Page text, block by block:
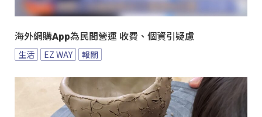
海外網購App為民間營運 收費、個資引疑慮
生活 EZ WAY 報關